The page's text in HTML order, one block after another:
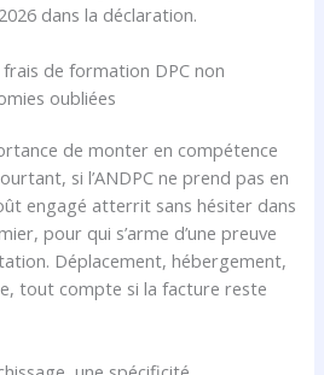
dans la déclaration.
de formation DPC non
oubliées
de monter en compétence
si l’ANDPC ne prend pas en
engagé atterrit sans hésiter dans
pour qui s’arme d’une preuve
Déplacement, hébergement,
tout compte si la facture reste